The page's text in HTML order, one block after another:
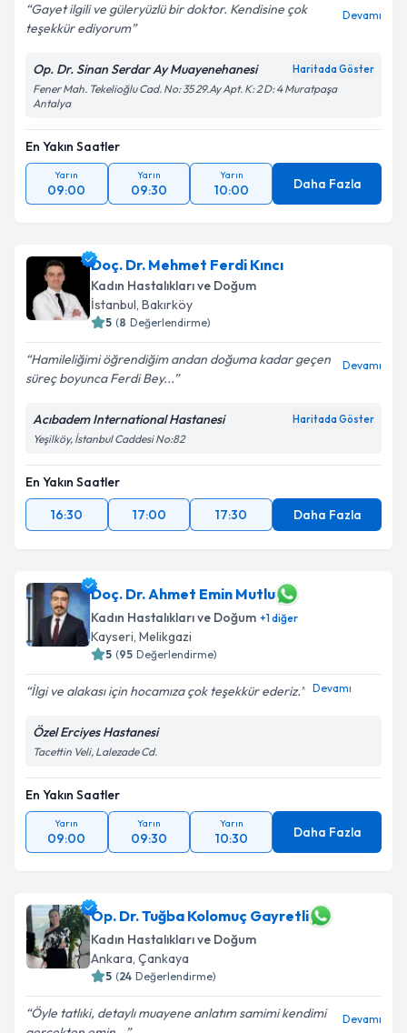
Gayet ilgili ve güleryüzlü bir doktor. Kendisine çok
teşekkür ediyorum
Devamı
Op. Dr. Sinan Serdar Ay Muayenehanesi Haritada Göster
Fener Mah. Tekelioğlu Cad. No: 35 29.Ay Apt. K: 2 D: 4 Muratpaşa
Antalya
En Yakın Saatler
Yarın
09:00
Yarın
09:30
Yarın
10:00 Daha Fazla
Doç. Dr. Mehmet Ferdi Kıncı
Kadın Hastalıkları ve Doğum
İstanbul, Bakırköy
5 (8 Değerlendirme)
Hamileliğimi öğrendiğim andan doğuma kadar geçen
süreç boyunca Ferdi Bey...
Devamı
Acıbadem International Hastanesi Haritada Göster
Yeşilköy, İstanbul Caddesi No:82
En Yakın Saatler
16:30
17:00 17:30 Daha Fazla
Doç. Dr. Ahmet Emin Mutlu
Kadın Hastalıkları ve Doğum +1diğer
Kayseri, Melikgazi
5 (95 Değerlendirme)
İlgi ve alakası için hocamıza çok teşekkür ederiz. Devamı
Özel Erciyes Hastanesi
Tacettin Veli, Lalezade Cd.
En Yakın Saatler
Yarın
09:00
Yarın
09:30
Yarın
10:30 Daha Fazla
Op. Dr. Tuğba Kolomuç Gayretli
Kadın Hastalıkları ve Doğum
Ankara, Çankaya
5 (24 Değerlendirme)
Öyle tatlıki, detaylı muayene anlatım samimi kendimi
Devamı